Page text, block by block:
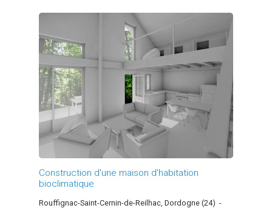
Construction d'une maison d'habitation
bioclimatique
Rouffignac-Saint-Cernin-de-Reilhac, Dordogne (24) -